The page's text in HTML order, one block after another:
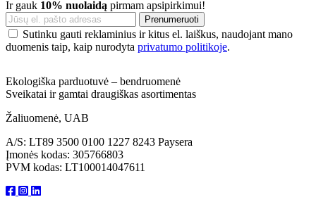
Ir gauk 10% nuolaidą pirmam apsipirkimui!
Sutinku gauti reklaminius ir kitus el. laiškus, naudojant mano
duomenis taip, kaip nurodyta privatumo politikoje.
Ekologiška parduotuvė – bendruomenė
Sveikatai ir gamtai draugiškas asortimentas
Žaliuomenė, UAB
A/S: LT89 3500 0100 1227 8243 Paysera
Įmonės kodas: 305766803
PVM kodas: LT100014047611